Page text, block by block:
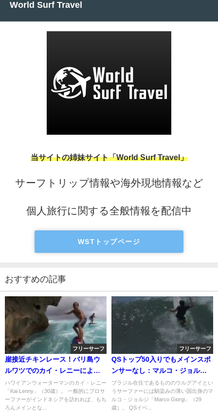
World Surf Travel
当サイトの姉妹サイト「World Surf Travel」
サーフトリップ情報や海外現地情報など
個人旅行に関する全般情報を配信中
WSTトップページ
おすすめの記事
フリーサーフ
崖接近チキンレース！バリ島ウ
ルワツでのカイ・レニーによる
フォイリング動画
ハワイアンウォーターマンのカイ・レニー
「Kai Lenny」（30歳）。 一般的にプロサ
ーファーがインドネシアを訪れれば、もち
ろんメインとな...
フリーサーフ
QSトップ50入りでもメインスポ
ンサーなし：マルコ・ジョルジ
のスポンサーミー動画
ブラジル在住であるもののウルグアイとい
うサーファーには馴染みの薄い国出身のマ
ルコ・ジョルジ「Marco Giorgi」（29
歳）。 QSイベ...